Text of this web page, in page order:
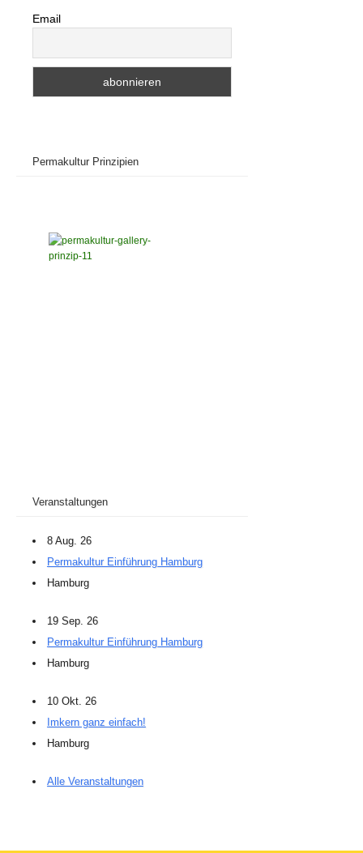
Email
Permakultur Prinzipien
Veranstaltungen
8 Aug. 26
Permakultur Einführung Hamburg
Hamburg
19 Sep. 26
Permakultur Einführung Hamburg
Hamburg
10 Okt. 26
Imkern ganz einfach!
Hamburg
Alle Veranstaltungen